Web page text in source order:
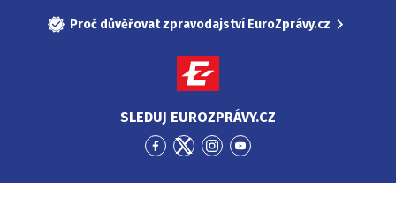
Proč důvěřovat zpravodajství EuroZprávy.cz
SLEDUJ EUROZPRÁVY.CZ
Přejít
Facebook
Přejít
Twitter
Přejít
Instagram
Přejít
YouTube